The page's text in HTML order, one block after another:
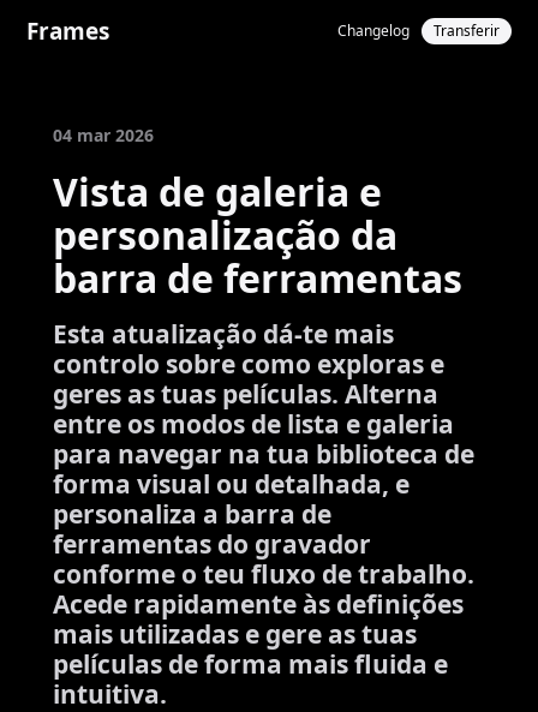
Frames Changelog Transferir
04 mar 2026
Vista de galeria e
personalização da
barra de ferramentas
Esta atualização dá-te mais
controlo sobre como exploras e
geres as tuas películas. Alterna
entre os modos de lista e galeria
para navegar na tua biblioteca de
forma visual ou detalhada, e
personaliza a barra de
ferramentas do gravador
conforme o teu fluxo de trabalho.
Acede rapidamente às definições
mais utilizadas e gere as tuas
películas de forma mais fluida e
intuitiva.